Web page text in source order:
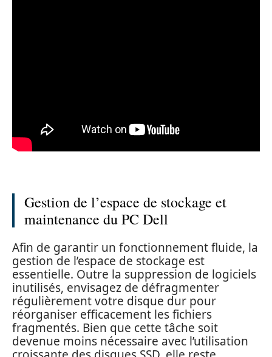
Gestion de l’espace de stockage et
maintenance du PC Dell
Afin de garantir un fonctionnement fluide, la
gestion de l’espace de stockage est
essentielle. Outre la suppression de logiciels
inutilisés, envisagez de défragmenter
régulièrement votre disque dur pour
réorganiser efficacement les fichiers
fragmentés. Bien que cette tâche soit
devenue moins nécessaire avec l’utilisation